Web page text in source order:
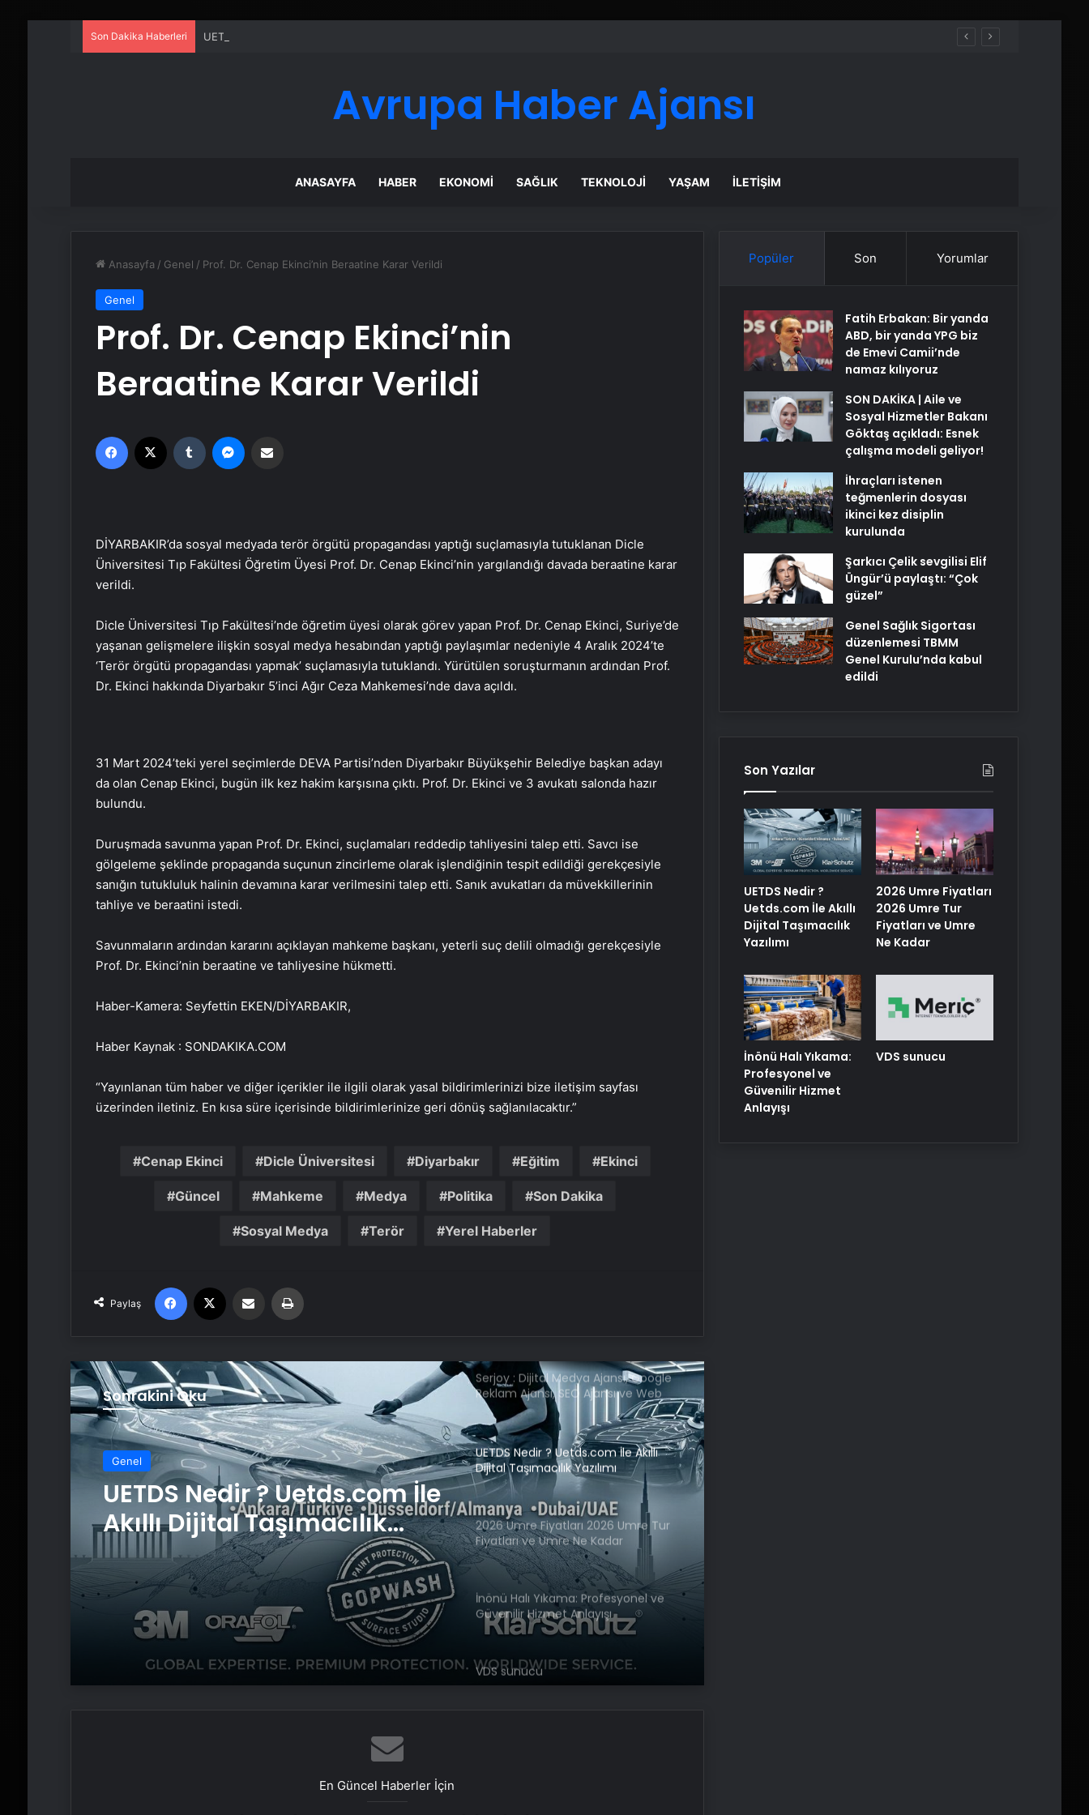
Son Dakika Haberleri UETDS Nedir ? Uetds.com İle Akıllı Dijital Taşımacılık Yazılımı
Avrupa Haber Ajansı
ANASAYFA HABER EKONOMI SAĞLIK TEKNOLOJI YAŞAM İLETIŞIM
Anasayfa / Genel / Prof. Dr. Cenap Ekinci’nin Beraatine Karar Verildi
Genel
Prof. Dr. Cenap Ekinci’nin
Beraatine Karar Verildi
Facebook Tumblr
DİYARBAKIR’da sosyal medyada terör örgütü propagandası yaptığı suçlamasıyla tutuklanan Dicle
Üniversitesi Tıp Fakültesi Öğretim Üyesi Prof. Dr. Cenap Ekinci’nin yargılandığı davada beraatine karar
verildi.
Dicle Üniversitesi Tıp Fakültesi’nde öğretim üyesi olarak görev yapan Prof. Dr. Cenap Ekinci, Suriye’de
yaşanan gelişmelere ilişkin sosyal medya hesabından yaptığı paylaşımlar nedeniyle 4 Aralık 2024’te
‘Terör örgütü propagandası yapmak’ suçlamasıyla tutuklandı. Yürütülen soruşturmanın ardından Prof.
Dr. Ekinci hakkında Diyarbakır 5’inci Ağır Ceza Mahkemesi’nde dava açıldı.
31 Mart 2024’teki yerel seçimlerde DEVA Partisi’nden Diyarbakır Büyükşehir Belediye başkan adayı
da olan Cenap Ekinci, bugün ilk kez hakim karşısına çıktı. Prof. Dr. Ekinci ve 3 avukatı salonda hazır
bulundu.
Duruşmada savunma yapan Prof. Dr. Ekinci, suçlamaları reddedip tahliyesini talep etti. Savcı ise
gölgeleme şeklinde propaganda suçunun zincirleme olarak işlendiğinin tespit edildiği gerekçesiyle
sanığın tutukluluk halinin devamına karar verilmesini talep etti. Sanık avukatları da müvekkillerinin
tahliye ve beraatini istedi.
Savunmaların ardından kararını açıklayan mahkeme başkanı, yeterli suç delili olmadığı gerekçesiyle
Prof. Dr. Ekinci’nin beraatine ve tahliyesine hükmetti.
Haber-Kamera: Seyfettin EKEN/DİYARBAKIR,
Haber Kaynak : SONDAKIKA.COM
“Yayınlanan tüm haber ve diğer içerikler ile ilgili olarak yasal bildirimlerinizi bize iletişim sayfası
üzerinden iletiniz. En kısa süre içerisinde bildirimlerinize geri dönüş sağlanılacaktır.”
Cenap Ekinci Dicle Üniversitesi Diyarbakır Eğitim Ekinci
Güncel Mahkeme Medya Politika Son Dakika
Sosyal Medya Terör Yerel Haberler
Paylaş
Facebook Email'den paylaş
Sonrakini Oku
Genel
UETDS Nedir ? Uetds.com İle
Akıllı Dijital Taşımacılık
Yazılımı
Datahost İle Güvenilir Sunucu
Hizmetleri
Bayan Takipçi Satın Al
Kanımız dondu: Sokak ortasında
Serjoy : Dijital Medya Ajansı, Google
Reklam Ajansı, SEO Ajansı ve Web
Tasarım Ajansı
UETDS Nedir ? Uetds.com İle Akıllı
Dijital Taşımacılık Yazılımı
2026 Umre Fiyatları 2026 Umre Tur
Fiyatları ve Umre Ne Kadar
İnönü Halı Yıkama: Profesyonel ve
Güvenilir Hizmet Anlayışı
VDS sunucu
En Güncel Haberler İçin
Popüler Son Yorumlar
Fatih Erbakan: Bir yanda
ABD, bir yanda YPG biz
de Emevi Camii’nde
namaz kılıyoruz
SON DAKİKA | Aile ve
Sosyal Hizmetler Bakanı
Göktaş açıkladı: Esnek
çalışma modeli geliyor!
İhraçları istenen
teğmenlerin dosyası
ikinci kez disiplin
kurulunda
Şarkıcı Çelik sevgilisi Elif
Üngür’ü paylaştı: “Çok
güzel”
Genel Sağlık Sigortası
düzenlemesi TBMM
Genel Kurulu’nda kabul
edildi
Son Yazılar
UETDS Nedir ?
Uetds.com İle Akıllı
Dijital Taşımacılık
Yazılımı
2026 Umre Fiyatları
2026 Umre Tur
Fiyatları ve Umre
Ne Kadar
İnönü Halı Yıkama:
Profesyonel ve
Güvenilir Hizmet
Anlayışı
VDS sunucu